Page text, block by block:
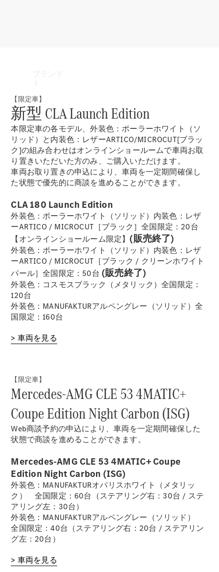
ブランド
歴史とブラ
ンド
Mercedes-
AMG
Maybach
ALL TIME
Defining
デザイン＆
コンセプト
カー
サステナビ
リティ
スポンサー
シップ /
CSR
メルセデ
【限定車】
新型 CLA Launch Edition
本限定車の各モデル、外装色：ポーラーホワイト（ソ
リッド）と内装色：レザーARTICO/MICROCUT[ブラッ
ク]の組み合わせはオンラインショールームで車両お取
り置きいただいた方のみ、ご購入いただけます。
車両お取り置きの申込により、車両を一定期間確保し
た状態で優先的に商談を進めることができます。
CLA 180 Launch Edition
外装色：ポーラーホワイト（ソリッド）内装色：レザ
ーARTICO / MICROCUT［ブラック］全国限定：20台
【オンラインショールーム限定】(販売終了)
外装色：ポーラーホワイト（ソリッド）内装色：レザ
ーARTICO / MICROCUT［ブラック / クリーンホワイト
パール］全国限定：50台(販売終了)
外装色：コスモスブラック（メタリック）全国限定：
120台
外装色：MANUFAKTURアルペングレー（ソリッド）全
国限定：160台
> 車両を見る
【限定車】
Mercedes-AMG CLE 53 4MATIC+
Coupe Edition Night Carbon (ISG)
Web商談予約の申込により、車両を一定期間確保した
状態で商談を進めることができます。
Mercedes-AMG CLE 53 4MATIC+ Coupe
Edition Night Carbon (ISG)
外装色：MANUFAKTURオパリスホワイト（メタリッ
ク） 全国限定：60台（ステアリング右：30台 / ステ
アリング左：30台）
外装色：MANUFAKTURアルペングレー（ソリッド）
全国限定：40台（ステアリング右：20台 / ステアリン
グ左：20台）
> 車両を見る